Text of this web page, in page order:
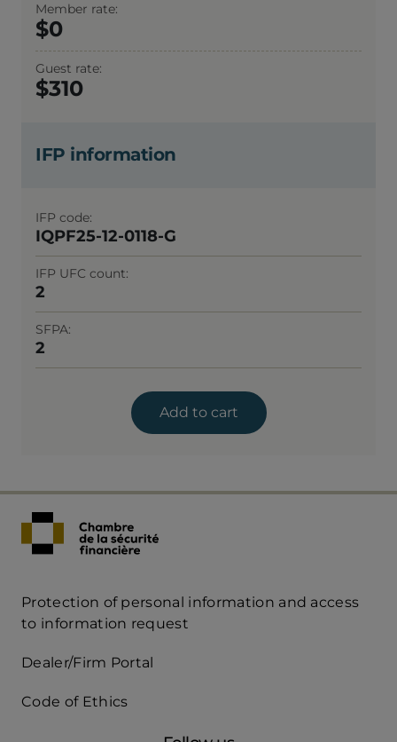
Member rate
0
Guest rate
310
IFP information
IFP code
IQPF25-12-0118-G
IFP UFC count
2
SFPA
2
Add to cart
Acces
mobile
Protection of personal information and access
to information request
Dealer/Firm Portal
Code of Ethics